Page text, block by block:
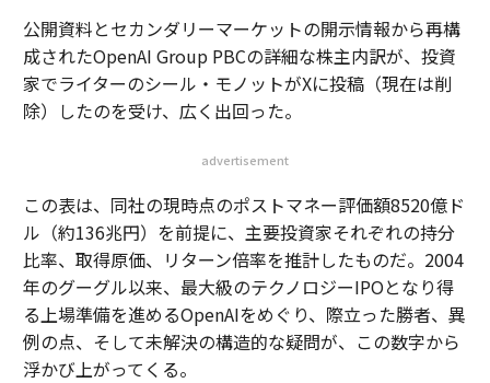
公開資料とセカンダリーマーケットの開示情報から再構
成されたOpenAI Group PBCの詳細な株主内訳が、投資
家でライターのシール・モノットがXに投稿（現在は削
除）したのを受け、広く出回った。
advertisement
この表は、同社の現時点のポストマネー評価額8520億ド
ル（約136兆円）を前提に、主要投資家それぞれの持分
比率、取得原価、リターン倍率を推計したものだ。2004
年のグーグル以来、最大級のテクノロジーIPOとなり得
る上場準備を進めるOpenAIをめぐり、際立った勝者、異
例の点、そして未解決の構造的な疑問が、この数字から
浮かび上がってくる。